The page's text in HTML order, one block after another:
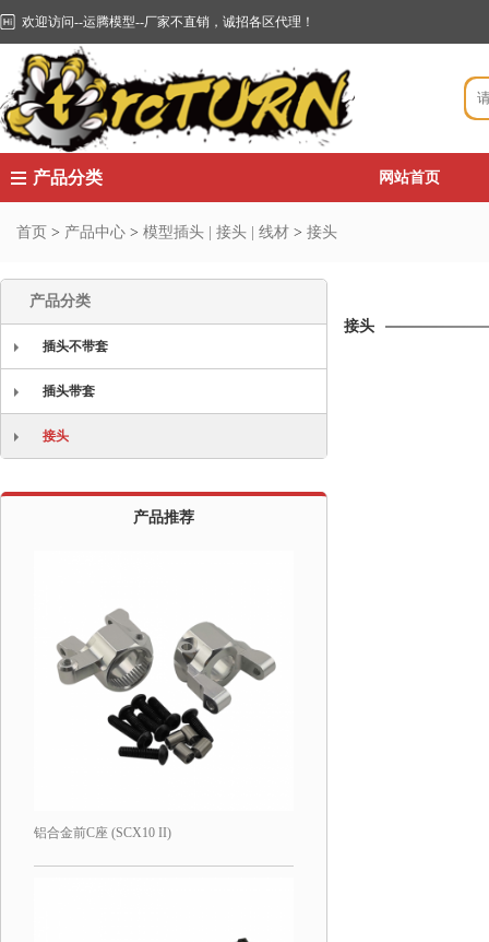
欢迎访问--运腾模型--厂家不直销，诚招各区代理！
产品分类 网站首页
首页 > 产品中心 > 模型插头 | 接头 | 线材 > 接头
产品分类
插头不带套
插头带套
接头
产品推荐
铝合金前C座 (SCX10 II)
接头